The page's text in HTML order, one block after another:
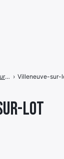
lot
Calendrier des courses › Villeneuve-sur-